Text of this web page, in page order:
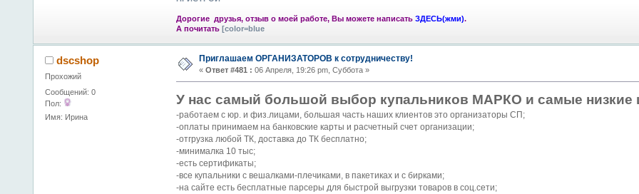
Дорогие друзья, отзыв о моей работе, Вы можете написать ЗДЕСЬ(жми).
А почитать [color=blue
dscshop
Прохожий
Сообщений: 0
Пол:
Имя: Ирина
Приглашаем ОРГАНИЗАТОРОВ к сотрудничеству!
« Ответ #481 : 06 Апреля, 19:26 pm, Суббота »
У нас самый большой выбор купальников МАРКО и самые низкие
-работаем с юр. и физ.лицами, большая часть наших клиентов это организаторы СП;
-оплаты принимаем на банковские карты и расчетный счет организации;
-отгрузка любой ТК, доставка до ТК бесплатно;
-минималка 10 тыс;
-есть сертификаты;
-все купальники с вешалками-плечиками, в пакетиках и с бирками;
-на сайте есть бесплатные парсеры для быстрой выгрузки товаров в соц.сети;